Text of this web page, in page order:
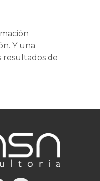
Y una
resultados de